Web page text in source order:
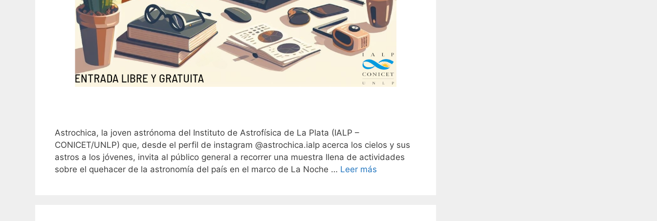
Astrochica, la joven astrónoma del Instituto de Astrofísica de La Plata (IALP –
CONICET/UNLP) que, desde el perfil de instagram @astrochica.ialp acerca los cielos y sus
astros a los jóvenes, invita al público general a recorrer una muestra llena de actividades
sobre el quehacer de la astronomía del país en el marco de La Noche … Leer más